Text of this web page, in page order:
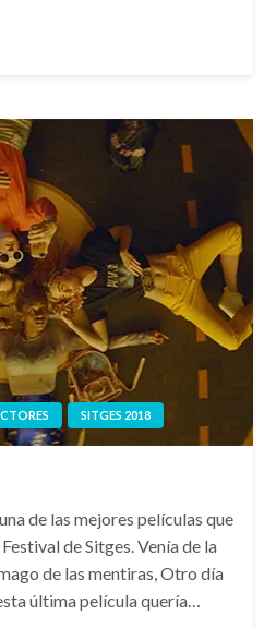
SITGES 2018
de las mejores películas que
de Sitges. Venía de la
de las mentiras, Otro día
última película quería…